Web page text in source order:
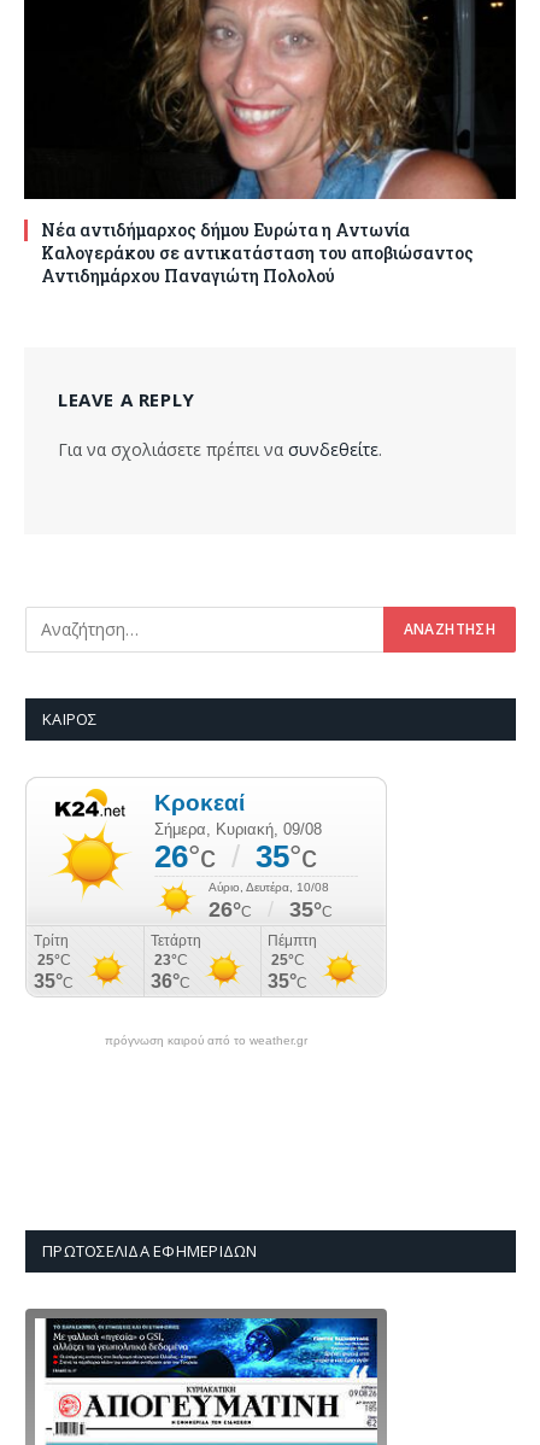
Νέα αντιδήμαρχος δήμου Ευρώτα η Αντωνία
Καλογεράκου σε αντικατάσταση του αποβιώσαντος
Αντιδημάρχου Παναγιώτη Πολολού
LEAVE A REPLY
Για να σχολιάσετε πρέπει να συνδεθείτε.
ΚΑΙΡΌΣ
πρόγνωση καιρού από το weather.gr
ΠΡΩΤΟΣΈΛΙΔΑ ΕΦΗΜΕΡΊΔΩΝ